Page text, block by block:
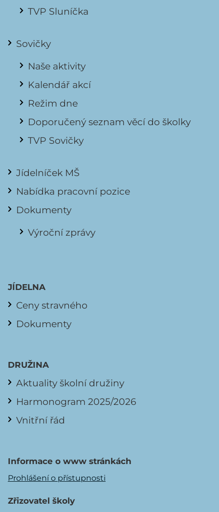
TVP Sluníčka
Sovičky
Naše aktivity
Kalendář akcí
Režim dne
Doporučený seznam věcí do školky
TVP Sovičky
Jídelníček MŠ
Nabídka pracovní pozice
Dokumenty
Výroční zprávy
JÍDELNA
Ceny stravného
Dokumenty
DRUŽINA
Aktuality školní družiny
Harmonogram 2025/2026
Vnitřní řád
Informace o www stránkách
Prohlášení o přístupnosti
Zřizovatel školy